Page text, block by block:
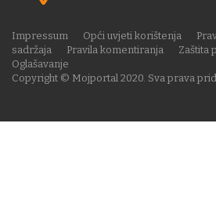
Copyright © Mojportal 2020. Sva prava
Impressum Opći uvjeti korištenja
sadržaja
Pravila komentiranja Zaštita
Oglašavanje